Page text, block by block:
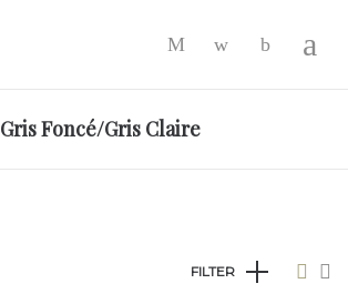
Gris Foncé/Gris Claire
FILTER